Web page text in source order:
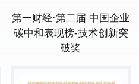
第一财经·第二届 中国企业
碳中和表现榜-技术创新突
破奖